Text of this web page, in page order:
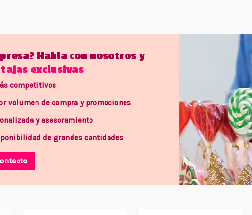
Habla con nosotros y
exclusivas
competitivos
volumen de compra y promociones
y asesoramiento
de grandes cantidades